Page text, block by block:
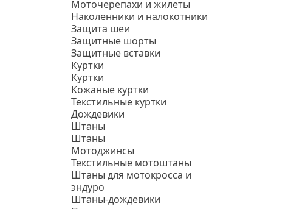
Моточерепахи и жилеты
Наколенники и налокотники
Защита шеи
Защитные шорты
Защитные вставки
Куртки
Куртки
Кожаные куртки
Текстильные куртки
Дождевики
Штаны
Штаны
Мотоджинсы
Текстильные мотоштаны
Штаны для мотокросса и
эндуро
Штаны-дождевики